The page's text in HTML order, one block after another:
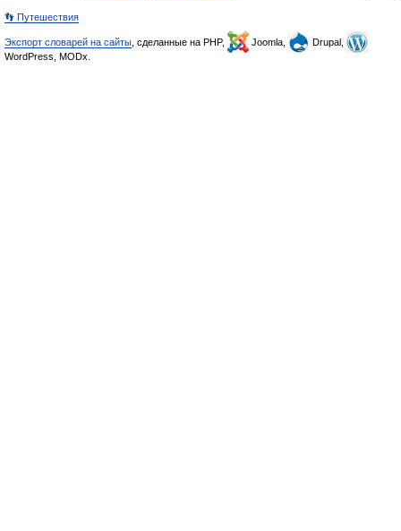
👣 Путешествия
Экспорт словарей на сайты , сделанные на PHP, Joomla,
Drupal,
WordPress, MODx.